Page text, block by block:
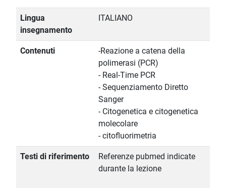
Lingua
insegnamento
ITALIANO
Contenuti
-Reazione a catena della
polimerasi (PCR)
- Real-Time PCR
- Sequenziamento Diretto
Sanger
- Citogenetica e citogenetica
molecolare
- citofluorimetria
Testi di riferimento
Referenze pubmed indicate
durante la lezione